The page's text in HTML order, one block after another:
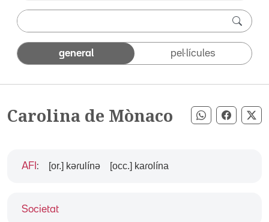
general pel·lícules
Carolina de Mònaco Compartir
Societat
AFI : [or.] kəɾulínə [occ.] kaɾolína